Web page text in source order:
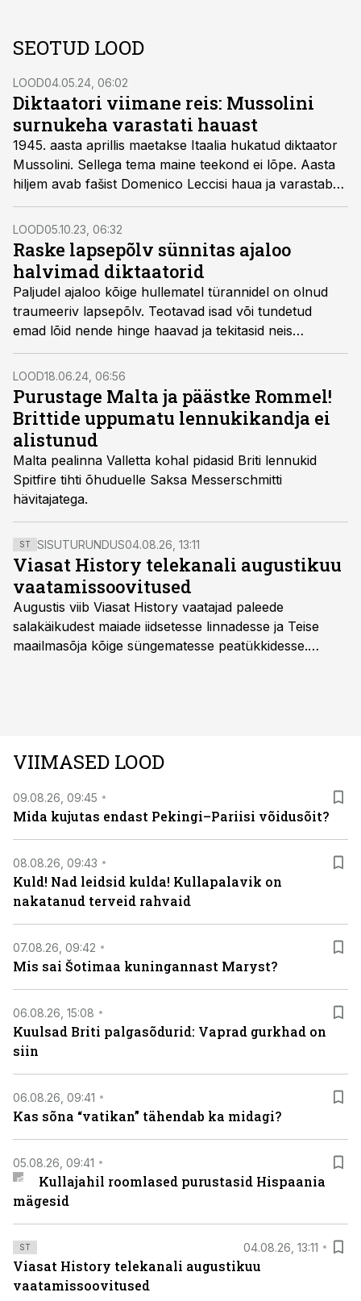
SEOTUD LOOD
LOOD04.05.24, 06:02
Diktaatori viimane reis: Mussolini
surnukeha varastati hauast
1945. aasta aprillis maetakse Itaalia hukatud diktaator
Mussolini. Sellega tema maine teekond ei lõpe. Aasta
hiljem avab fašist Domenico Leccisi haua ja varastab
surnukeha.
LOOD05.10.23, 06:32
Raske lapsepõlv sünnitas ajaloo
halvimad diktaatorid
Paljudel ajaloo kõige hullematel türannidel on olnud
traumeeriv lapsepõlv. Teotavad isad või tundetud
emad lõid nende hinge haavad ja tekitasid neis
kalduvuse jõhkrusele. Nii mõnegi diktaatori noort
vaimu mürgitas kiusamine.
LOOD18.06.24, 06:56
Purustage Malta ja päästke Rommel!
Brittide uppumatu lennukikandja ei
alistunud
Malta pealinna Valletta kohal pidasid Briti lennukid
Spitfire tihti õhuduelle Saksa Messerschmitti
hävitajatega.
ST SISUTURUNDUS04.08.26, 13:11
Viasat History telekanali augustikuu
vaatamissoovitused
Augustis viib Viasat History vaatajad paleede
salakäikudest maiade iidsetesse linnadesse ja Teise
maailmasõja kõige süngematesse peatükkidesse.
viasathistory.eu/ee
VIIMASED LOOD
09.08.26, 09:45
Mida kujutas endast Pekingi–Pariisi võidusõit?
08.08.26, 09:43
Kuld! Nad leidsid kulda! Kullapalavik on
nakatanud terveid rahvaid
07.08.26, 09:42
Mis sai Šotimaa kuningannast Maryst?
06.08.26, 15:08
Kuulsad Briti palgasõdurid: Vaprad gurkhad on
siin
06.08.26, 09:41
Kas sõna “vatikan” tähendab ka midagi?
05.08.26, 09:41
Kullajahil roomlased purustasid Hispaania
mägesid
ST 04.08.26, 13:11
Viasat History telekanali augustikuu
vaatamissoovitused